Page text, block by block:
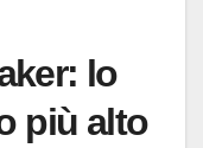
lo
più alto